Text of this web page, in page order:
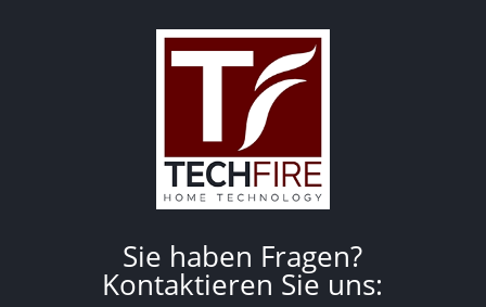
Sie haben Fragen?
Kontaktieren Sie uns: